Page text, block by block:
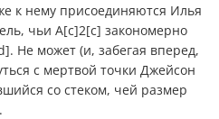
к нему присоединяются Илья
чьи A[c]2[c] закономерно
Не может (и, забегая вперед,
с мертвой точки Джейсон
со стеком, чей размер